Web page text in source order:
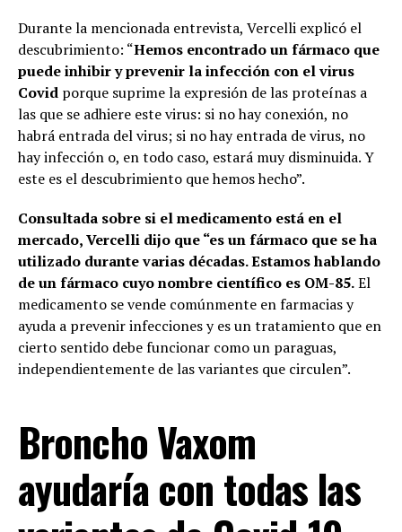
Durante la mencionada entrevista, Vercelli explicó el
descubrimiento: “Hemos encontrado un fármaco que
puede inhibir y prevenir la infección con el virus
Covid porque suprime la expresión de las proteínas a
las que se adhiere este virus: si no hay conexión, no
habrá entrada del virus; si no hay entrada de virus, no
hay infección o, en todo caso, estará muy disminuida. Y
este es el descubrimiento que hemos hecho”.
Consultada sobre si el medicamento está en el
mercado, Vercelli dijo que “es un fármaco que se ha
utilizado durante varias décadas. Estamos hablando
de un fármaco cuyo nombre científico es OM-85.El
medicamento se vende comúnmente en farmacias y
ayuda a prevenir infecciones y es un tratamiento que en
cierto sentido debe funcionar como un paraguas,
independientemente de las variantes que circulen”.
Broncho Vaxom
ayudaría con todas las